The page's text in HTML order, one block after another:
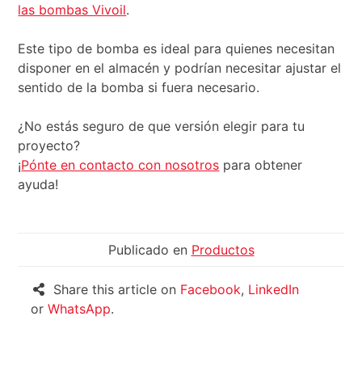
las bombas Vivoil.
Este tipo de bomba es ideal para quienes necesitan
disponer en el almacén y podrían necesitar ajustar el
sentido de la bomba si fuera necesario.
¿No estás seguro de que versión elegir para tu
proyecto?
¡Pónte en contacto con nosotros para obtener
ayuda!
Publicado en Productos
Share this article on Facebook, LinkedIn
orWhatsApp.